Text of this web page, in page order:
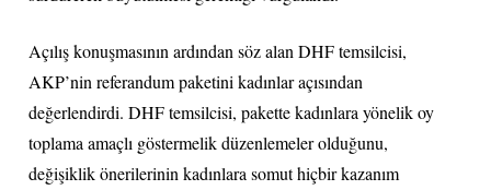
Açılış konuşmasının ardından söz alan DHF temsilcisi,
AKP’nin referandum paketini kadınlar açısından
değerlendirdi. DHF temsilcisi, pakette kadınlara yönelik oy
toplama amaçlı göstermelik düzenlemeler olduğunu,
değişiklik önerilerinin kadınlara somut hiçbir kazanım